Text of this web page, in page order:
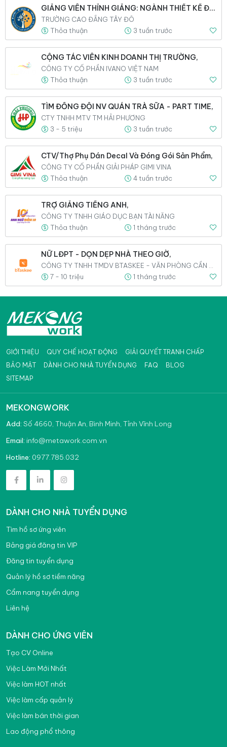
GIẢNG VIÊN THỈNH GIẢNG: NGÀNH THIẾT KẾ ĐỒ HỌA & NGÀNH TRUYỀN THÔNG ĐA,
TRƯỜNG CAO ĐẲNG TÂY ĐÔ
Thỏa thuận
3 tuần trước
CỘNG TÁC VIÊN KINH DOANH THỊ TRƯỜNG,
CÔNG TY CỔ PHẦN IVANO VIỆT NAM
Thỏa thuận
3 tuần trước
TÌM ĐỒNG ĐỘI NV QUÁN TRÀ SỮA - PART TIME,
CTY TNHH MTV TM HẢI PHƯƠNG
3 - 5 triệu
3 tuần trước
CTV/Thợ Phụ Dán Decal Và Đóng Gói Sản Phẩm,
CÔNG TY CỔ PHẦN GIẢI PHÁP GIMI VINA
Thỏa thuận
4 tuần trước
TRỢ GIẢNG TIẾNG ANH,
CÔNG TY TNHH GIÁO DỤC BẠN TÀI NĂNG
Thỏa thuận
1 tháng trước
NỮ LĐPT - DỌN DẸP NHÀ THEO GIỜ,
7 - 10 triệu
1 tháng trước
GIỚI THIỆU QUY CHẾ HOẠT ĐỘNG
GIẢI QUYẾT TRANH CHẤP
BẢO MẬT
DÀNH CHO NHÀ TUYỂN DỤNG FAQ
BLOG
SITEMAP
MEKONGWORK
Add: Số 4660, Thuận An, Bình Minh, Tỉnh Vĩnh Long
Email: info@metawork.com.vn
Hotline: 0977.785.032
DÀNH CHO NHÀ TUYỂN DỤNG
Tìm hồ sơ ứng viên
Bảng giá đăng tin VIP
Đăng tin tuyển dụng
Quản lý hồ sơ tiềm năng
Cẩm nang tuyển dụng
Liên hệ
DÀNH CHO ỨNG VIÊN
Tạo CV Online
Việc Làm Mới Nhất
Việc làm HOT nhất
Việc làm cấp quản lý
Việc làm bán thời gian
Lao động phổ thông